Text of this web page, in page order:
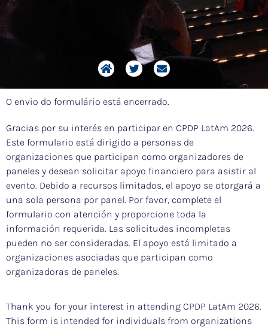
O envio do formulário está encerrado.
Gracias por su interés en participar en CPDP LatAm 2026.
Este formulario está dirigido a personas de
organizaciones que participan como organizadores de
paneles y desean solicitar apoyo financiero para asistir al
evento. Debido a recursos limitados, el apoyo se otorgará a
una sola persona por panel. Por favor, complete el
formulario con atención y proporcione toda la
información requerida. Las solicitudes incompletas
pueden no ser consideradas. El apoyo está limitado a
organizaciones asociadas que participan como
organizadoras de paneles.
Thank you for your interest in attending CPDP LatAm 2026.
This form is intended for individuals from organizations